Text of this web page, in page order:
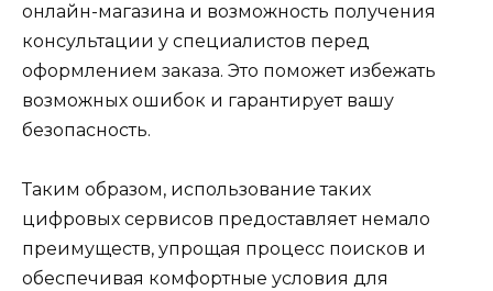
онлайн-магазина и возможность получения
консультации у специалистов перед
оформлением заказа. Это поможет избежать
возможных ошибок и гарантирует вашу
безопасность.
Таким образом, использование таких
цифровых сервисов предоставляет немало
преимуществ, упрощая процесс поисков и
обеспечивая комфортные условия для